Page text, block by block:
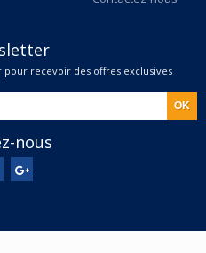
recevoir des offres exclusives
nous